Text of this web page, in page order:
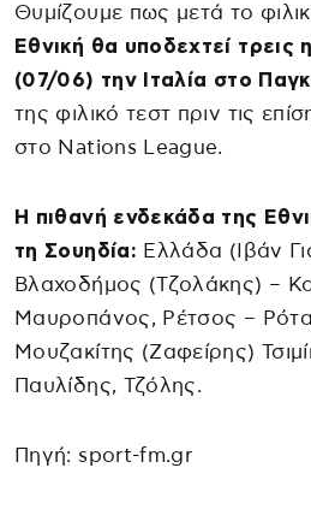
Θυμίζουμε πως μετά το
Εθνική θα υποδεχτεί τρεις
(07/06) την Ιταλία στο
της φιλικό τεστ πριν τις
στο Nations League.
Η πιθανή ενδεκάδα της
τη Σουηδία: Ελλάδα (Ιβάν
Βλαχοδήμος (Τζολάκης) –
Μαυροπάνος, Ρέτσος –
Μουζακίτης (Ζαφείρης)
Παυλίδης, Τζόλης.
Πηγή: sport-fm.gr